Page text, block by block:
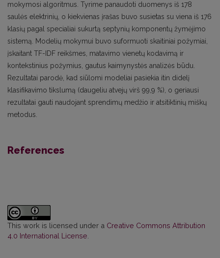
mokymosi algoritmus. Tyrime panaudoti duomenys iš 178
saulės elektrinių, o kiekvienas įrašas buvo susietas su viena iš 176
klasių pagal specialiai sukurtą septynių komponentų žymėjimo
sistemą. Modelių mokymui buvo suformuoti skaitiniai požymiai,
įskaitant TF-IDF reikšmes, matavimo vienetų kodavimą ir
kontekstinius požymius, gautus kaimynystės analizės būdu.
Rezultatai parodė, kad siūlomi modeliai pasiekia itin didelį
klasifikavimo tikslumą (daugeliu atvejų virš 99,9 %), o geriausi
rezultatai gauti naudojant sprendimų medžio ir atsitiktinių miškų
metodus.
References
This work is licensed under a Creative Commons Attribution
4.0 International License